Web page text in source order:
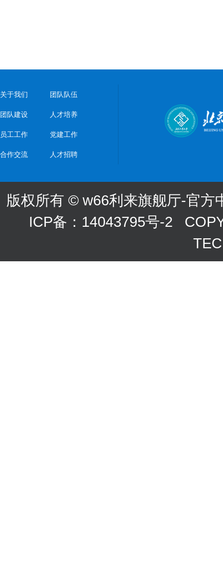
关于我们 团队队伍
团队建设 人才培养
员工工作 党建工作
合作交流 人才招聘
版权所有 © w66利来旗舰厅-官
ICP备：14043795号-2